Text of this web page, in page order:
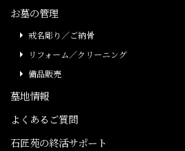
お墓の管理
戒名彫り／ご納骨
リフォーム／クリーニング
備品販売
墓地情報
よくあるご質問
石匠苑の終活サポート